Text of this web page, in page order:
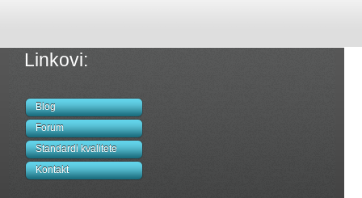
Linkovi:
Blog
Forum
Standardi kvalitete
Kontakt